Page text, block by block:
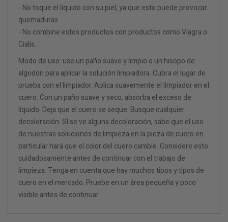
- No toque el líquido con su piel, ya que esto puede provocar
quemaduras.
- No combine estos productos con productos como Viagra o
Cialis.
Modo de uso: use un paño suave y limpio o un hisopo de
algodón para aplicar la solución limpiadora. Cubra el lugar de
prueba con el limpiador. Aplica suavemente el limpiador en el
cuero. Con un paño suave y seco, absorba el exceso de
líquido. Deja que el cuero se seque. Busque cualquier
decoloración. SI se ve alguna decoloración, sabe que el uso
de nuestras soluciones de limpieza en la pieza de cuero en
particular hará que el color del cuero cambie. Considere esto
cuidadosamente antes de continuar con el trabajo de
limpieza. Tenga en cuenta que hay muchos tipos y tipos de
cuero en el mercado. Pruebe en un área pequeña y poco
visible antes de continuar.